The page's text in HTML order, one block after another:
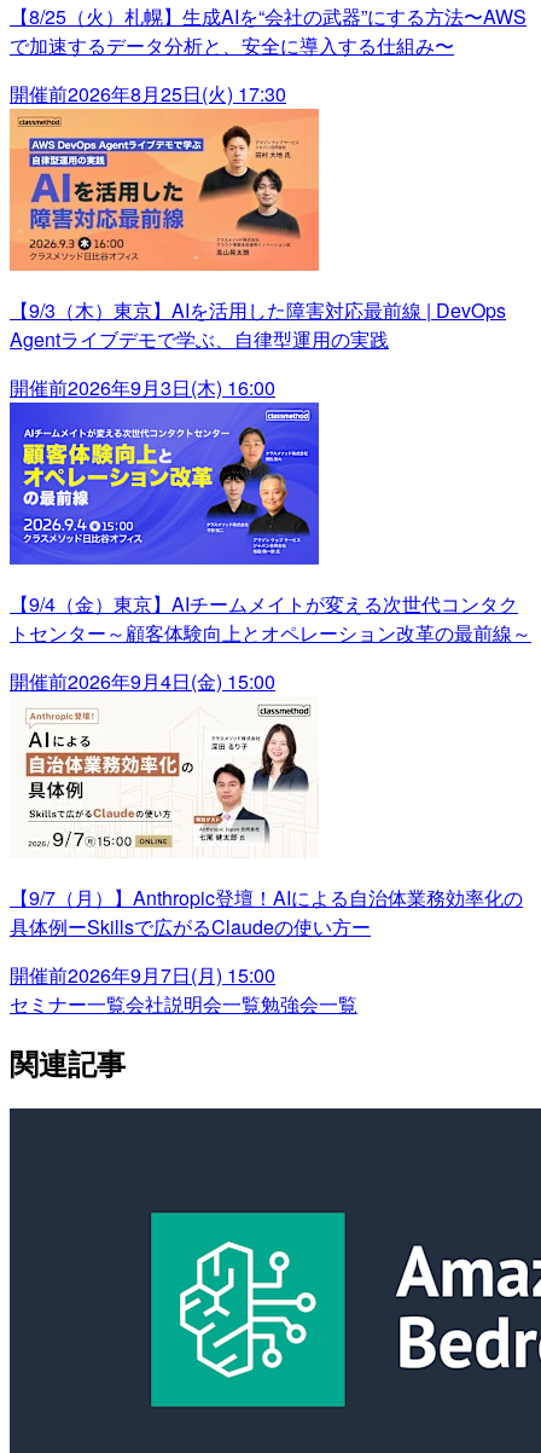
【8/25（火）札幌】生成AIを“会社の武器”にする方法〜AWS
で加速するデータ分析と、安全に導入する仕組み〜
開催前2026年8月25日(火) 17:30
【9/3（木）東京】AIを活用した障害対応最前線 | DevOps
Agentライブデモで学ぶ、自律型運用の実践
開催前2026年9月3日(木) 16:00
【9/4（金）東京】AIチームメイトが変える次世代コンタク
トセンター～顧客体験向上とオペレーション改革の最前線～
開催前2026年9月4日(金) 15:00
【9/7（月）】Anthropic登壇！AIによる自治体業務効率化の
具体例ーSkillsで広がるClaudeの使い方ー
開催前2026年9月7日(月) 15:00
セミナー一覧会社説明会一覧勉強会一覧
関連記事